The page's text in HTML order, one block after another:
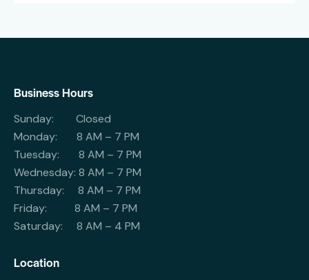
Business Hours
Sunday: Closed
Monday: 8 AM – 7 PM
Tuesday: 8 AM – 7 PM
Wednesday: 8 AM – 7 PM
Thursday: 8 AM – 7 PM
Friday: 8 AM – 7 PM
Saturday: 8 AM – 4 PM
Location